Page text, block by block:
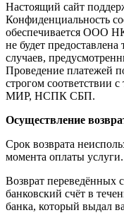
Настоящий сайт
Конфиденциальность
обеспечивается ООО
не будет
случаев,
Проведение платежей
строгом соответствии
МИР, НСПК СБП.
Осуществление
Срок возврата
момента оплаты услуги.
Возврат переведённых
банковский счёт в
банка, который выдал